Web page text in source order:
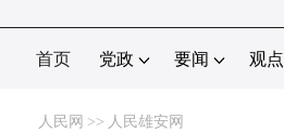
首页 党政 要闻 观点
人民网 >> 人民雄安网